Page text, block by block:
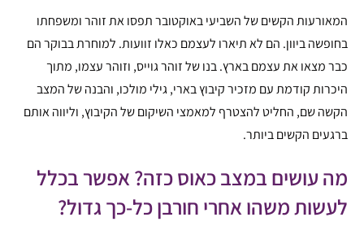
המאורעות הקשים של השביעי באוקטובר תפסו את זוהר ומשפחתו
בחופשה ביוון. הם לא תיארו לעצמם כאלו זוועות. למוחרת בבוקר הם
כבר מצאו את עצמם בארץ. בנו של זוהר גוייס, וזוהר עצמו, מתוך
היכרות קודמת עם מזכיר קיבוץ בארי, גילי מולכו, והבנה של המצב
הקשה שם, החליט להצטרף למאמצי השיקום של הקיבוץ, וליווה אותם
ברגעים הקשים ביותר.
מה עושים במצב כאוס כזה? אפשר בכלל
לעשות משהו אחרי חורבן כל-כך גדול?